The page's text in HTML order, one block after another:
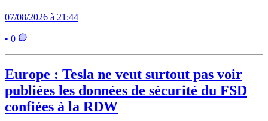
07/08/2026 à 21:44
• 0
Europe : Tesla ne veut surtout pas voir
publiées les données de sécurité du FSD
confiées à la RDW